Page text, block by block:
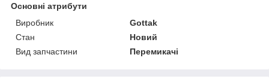
Основні атрибути
Виробник
Gottak
Стан
Новий
Вид запчастини
Перемикачі